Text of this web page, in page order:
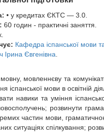
• у кредитах ЄКТС — 3.0.
60 годин - практичні заняття.
Кафедра іспанської мови
Ірина Євгенівна
мовленнєву та
іспанської мови в освітній
навики та уміння
розвинути
частин мови,
ситуаціях спілкування;